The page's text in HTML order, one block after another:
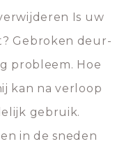
Is uw
Gebroken deur-
probleem. Hoe
kan na verloop
gebruik.
in de sneden